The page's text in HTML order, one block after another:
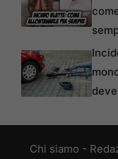
Chi siamo -